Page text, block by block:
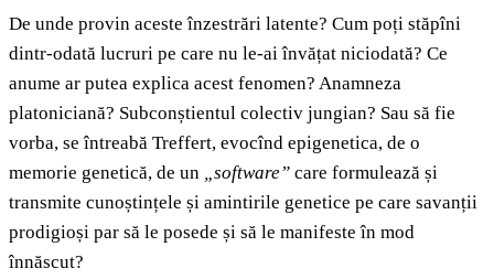
De unde provin aceste înzestrări latente? Cum poți stăpîni
dintr-odată lucruri pe care nu le-ai învățat niciodată? Ce
anume ar putea explica acest fenomen? Anamneza
platoniciană? Subconștientul colectiv jungian? Sau să fie
vorba, se întreabă Treffert, evocînd epigenetica, de o
memorie genetică, de un „software” care formulează și
transmite cunoștințele și amintirile genetice pe care savanții
prodigioși par să le posede și să le manifeste în mod
înnăscut?